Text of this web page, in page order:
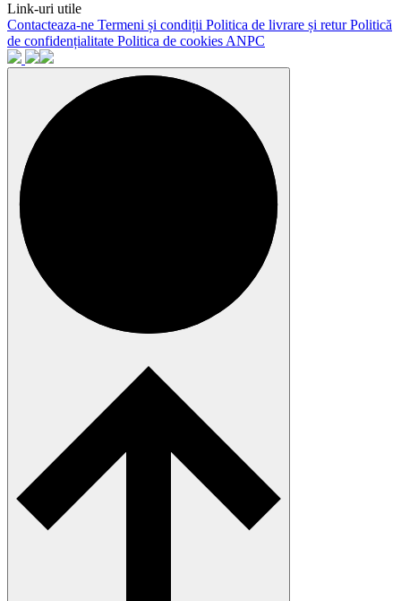
Link-uri utile
Contacteaza-ne Termeni și condiții Politica de livrare și returPolitică
de confidențialitate Politica de cookies ANPC